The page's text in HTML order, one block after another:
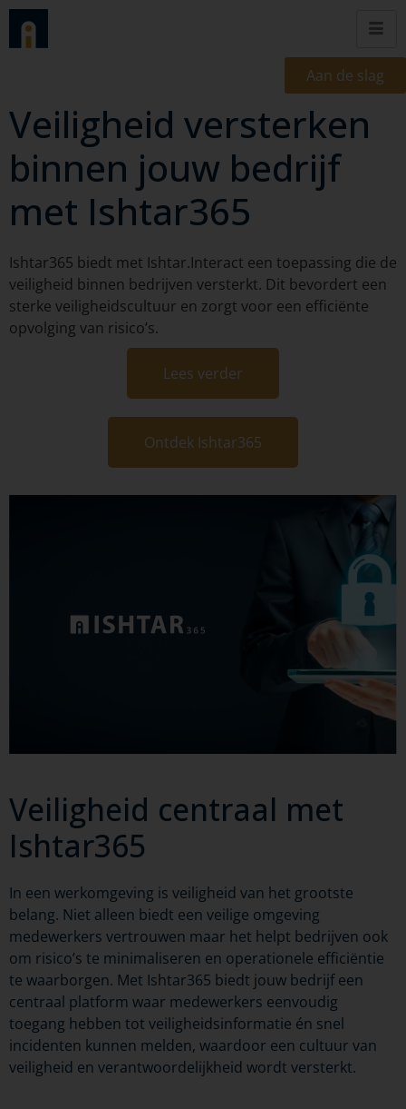
Aan de slag
Veiligheid versterken
binnen jouw bedrijf
met Ishtar365
Ishtar365 biedt met Ishtar.Interact een toepassing die de
veiligheid binnen bedrijven versterkt. Dit bevordert een
sterke veiligheidscultuur en zorgt voor een efficiënte
opvolging van risico’s.
Lees verder
Ontdek Ishtar365
Veiligheid centraal met
Ishtar365
In een werkomgeving is veiligheid van het grootste
belang. Niet alleen biedt een veilige omgeving
medewerkers vertrouwen maar het helpt bedrijven ook
om risico’s te minimaliseren en operationele efficiëntie
te waarborgen. Met Ishtar365 biedt jouw bedrijf een
centraal platform waar medewerkers eenvoudig
toegang hebben tot veiligheidsinformatie én snel
incidenten kunnen melden, waardoor een cultuur van
veiligheid en verantwoordelijkheid wordt versterkt.